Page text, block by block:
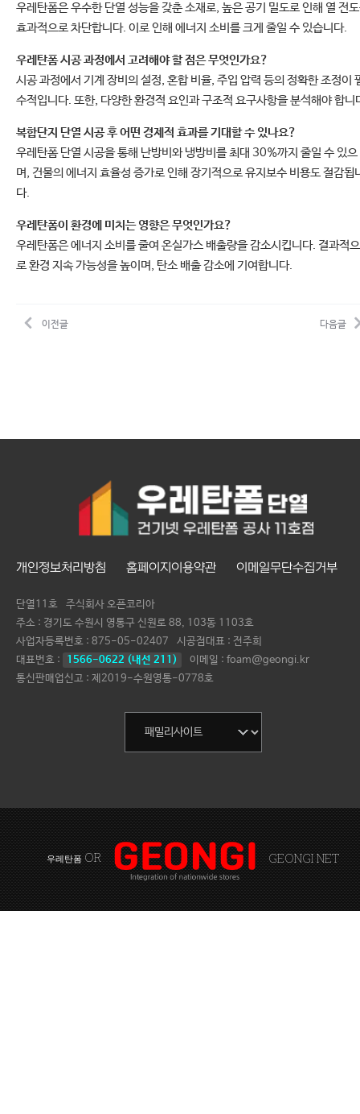
우레탄폼은 우수한 단열 성능을 갖춘 소재로, 높은 공기 밀도로 인해 열 전
효과적으로 차단합니다. 이로 인해 에너지 소비를 크게 줄일 수 있습니다.
우레탄폼 시공 과정에서 고려해야 할 점은 무엇인가요?
시공 과정에서 기계 장비의 설정, 혼합 비율, 주입 압력 등의 정확한 조정이
수적입니다. 또한, 다양한 환경적 요인과 구조적 요구사항을 분석해야 합니
복합단지 단열 시공 후 어떤 경제적 효과를 기대할 수 있나요?
우레탄폼 단열 시공을 통해 난방비와 냉방비를 최대 30%까지 줄일 수 있으
며, 건물의 에너지 효율성 증가로 인해 장기적으로 유지보수 비용도 절감됩
다.
우레탄폼이 환경에 미치는 영향은 무엇인가요?
우레탄폼은 에너지 소비를 줄여 온실가스 배출량을 감소시킵니다. 결과적으
로 환경 지속 가능성을 높이며, 탄소 배출 감소에 기여합니다.
이전글 다음글
개인정보처리방침 홈페이지이용약관 이메일무단수집거부
단열11호
주식회사 오픈코리아
주소 : 경기도 수원시 영통구 신원로 88, 103동 1103호
사업자등록번호 : 875-05-02407 시공점대표 : 전주희
대표번호 :
1566-0622 (내선 211)
이메일 : foam@geongi.kr
통신판매업신고 : 제2019-수원영통-0778호
우레탄폼 OR GEONGI NET